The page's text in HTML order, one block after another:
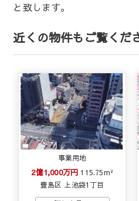
と致します。
近くの物件もご覧くだ
事業用地
2億1,000万円 115.75m²
豊島区 上池袋1丁目